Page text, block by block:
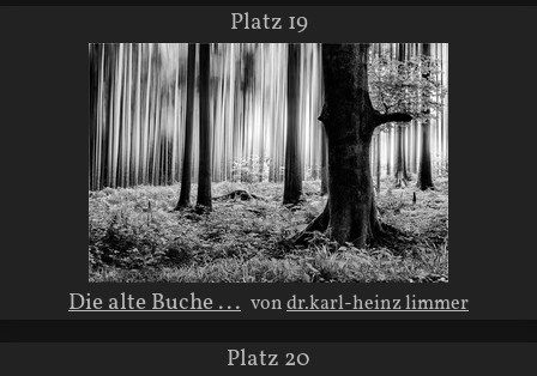
Platz 19
Die alte Buche ... vondr.karl-heinz limmer
Platz 20